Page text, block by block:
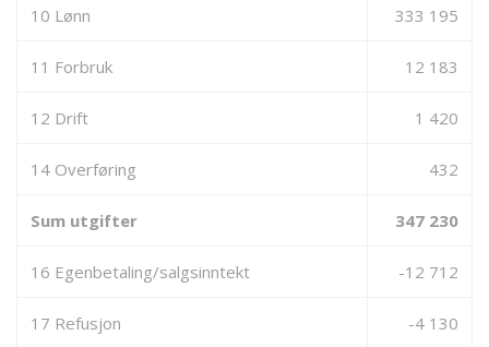
10 Lønn 333 195
11 Forbruk 12 183
12 Drift 1 420
14 Overføring 432
Sum utgifter 347 230
16 Egenbetaling/salgsinntekt -12 712
17 Refusjon -4 130